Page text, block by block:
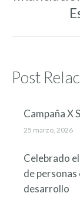
Post
Campaña X
25 marzo, 2026
Celebrado
de
desarrollo